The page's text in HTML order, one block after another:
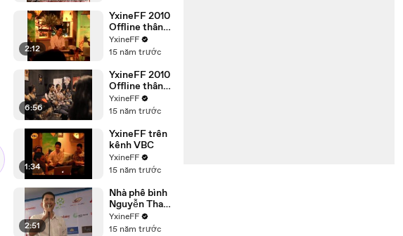
2:12
YxineFF 2010
Offline thân
mật tại Sài
Gòn
YxineFF
15 năm trước
6:56
YxineFF 2010
Offline thân
mật tại Hà Nội
YxineFF
15 năm trước
1:34
YxineFF trên
kênh VBC
YxineFF
15 năm trước
2:51
Nhà phê bình
Nguyễn Thanh
Sơn chia sẻ
tại lễ trao giải
YxineFF
15 năm trước